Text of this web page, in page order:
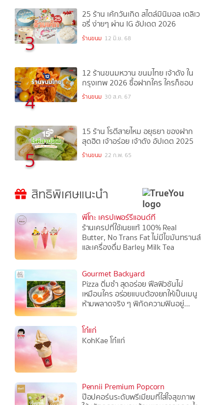
3
25 ร้าน เค้กวันเกิด สไตล์มินิมอล เดลิเว
อรี่ ง่ายๆ ผ่าน IG อัปเดต 2026
ร้านขนม 12 มิ.ย. 68
4
12 ร้านขนมหวาน ขนมไทย เจ้าดัง ใน
กรุงเทพ 2026 ซื้อฝากใคร ใครก็ชอบ
ร้านขนม 30 ส.ค. 67
5
15 ร้าน โรตีสายไหม อยุธยา ของฝาก
สุดฮิต เจ้าอร่อย เจ้าดัง อัปเดต 2025
ร้านขนม 22 ก.พ. 65
สิทธิพิเศษแนะนำ
พีโกะ เครปเพอร์รีแอนด์ที
ร้านเครปที่ใช้เนยแท้ 100% Real
Butter, No Trans Fat ไม่มีไขมันทรานส์
และเครื่องดื่ม Barley Milk Tea
Gourmet Backyard
Pizza ติ่มซำ สุดอร่อย ฟีลฟิวชันไม่
เหมือนใคร อร่อยแบบต้องยกให้เป็นเมนู
ห้ามพลาดจริง ๆ พิกัดความฟินอยู่...
โก๋แก่
KohKae โก๋แก่
Pennii Premium Popcorn
ป๊อปคอร์นระดับพรีเมียมที่ใส่ใจสุขภาพ